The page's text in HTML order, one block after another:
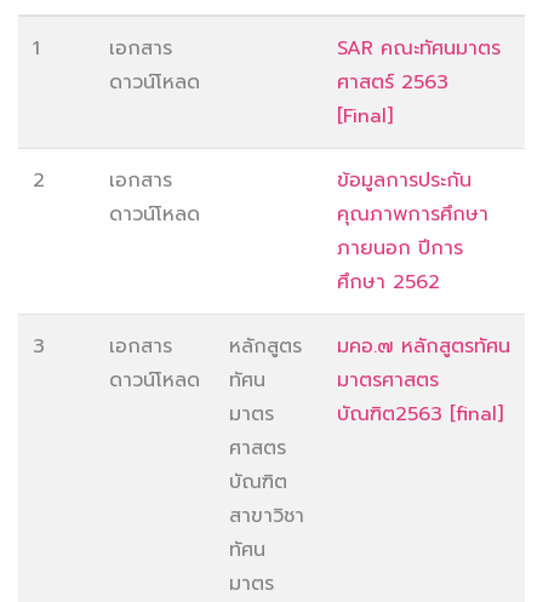
1
เอกสาร
ดาวน์โหลด
SAR คณะทัศนมาตร
ศาสตร์ 2563
[Final]
2
เอกสาร
ดาวน์โหลด
ข้อมูลการประกัน
คุณภาพการศึกษา
ภายนอก ปีการ
ศึกษา 2562
3
เอกสาร
ดาวน์โหลด
หลักสูตร
ทัศน
มาตร
ศาสตร
บัณฑิต
สาขาวิชา
ทัศน
มาตร
มคอ.๗ หลักสูตรทัศน
มาตรศาสตร
บัณฑิต2563 [final]